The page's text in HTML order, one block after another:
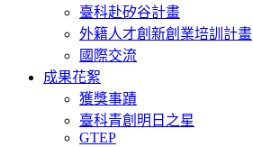
臺科赴矽谷計畫
外籍人才創新創業培訓計畫
國際交流
成果花絮
獲獎事蹟
臺科青創明日之星
GTEP